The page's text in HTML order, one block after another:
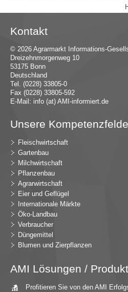
Kontakt
© 2026 Agrarmarkt Informations-
Dreizehnmorgenweg 10
53175 Bonn
Deutschland
Tel. (0228) 33805-0
Fax (0228) 33805-592
E-Mail: info (at) AMI-informiert.de
Unsere
Fleischwirtschaft
Gartenbau
Milchwirtschaft
Pflanzenbau
Agrarwirtschaft
Eier und Geflügel
Internationale Märkte
Öko-Landbau
Verbraucher
Düngemittel
Blumen und Zierpflanzen
AMI Lösungen /
Profitieren Sie von den AMI